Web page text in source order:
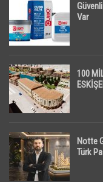
Var
100
Notte
Türk